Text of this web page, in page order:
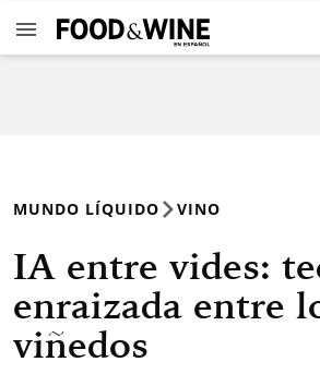
MUNDO LÍQUIDO VINO
IA entre vides:
enraizada entre
viñedos